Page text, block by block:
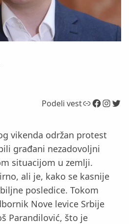
Podeli vestLink Facebook InstagramTwitter
vikenda održan protest
građani nezadovoljni
situacijom u zemlji.
ali je, kako se kasnije
posledice. Tokom
Nove levice Srbije
Parandilović, što je